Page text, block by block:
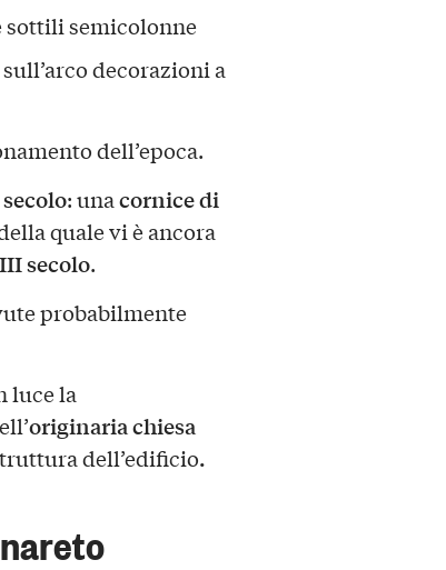
sottili semicolonne
decorazioni a
dell’epoca.
: unacornice di
quale vi è ancora
secolo.
probabilmente
luce la
originaria chiesa
dell’edificio.